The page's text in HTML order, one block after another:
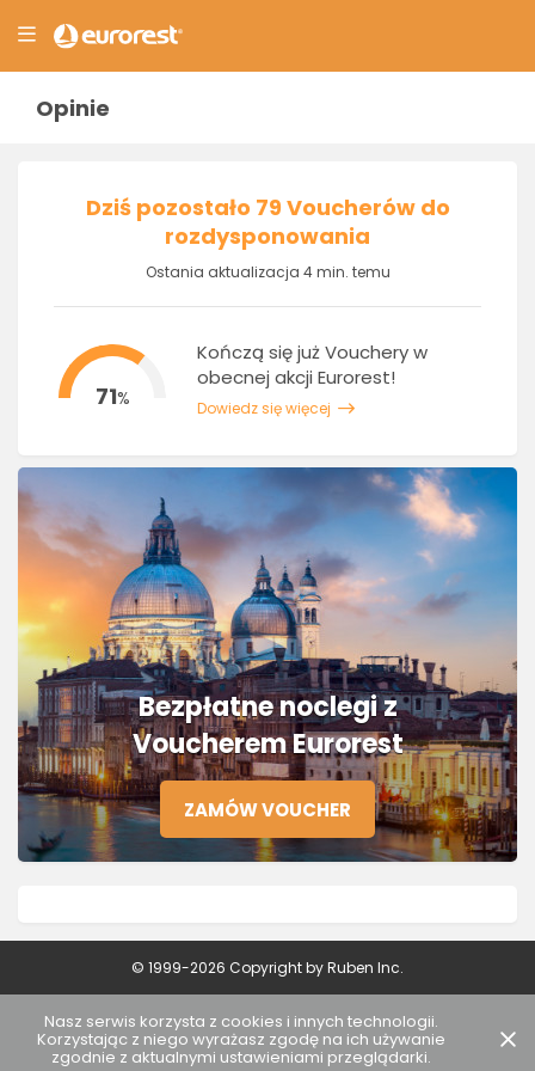
Opinie
Dziś pozostało 79 Voucherów do
rozdysponowania
Ostania aktualizacja 4 min. temu
71%
Kończą się już Vouchery w
obecnej akcji Eurorest!
Dowiedz się więcej
Bezpłatne noclegi z
Voucherem Eurorest
ZAMÓW VOUCHER
© 1999-2026 Copyright by Ruben Inc.
Nasz serwis korzysta z cookies i innych technologii.
Korzystając z niego wyrażasz zgodę na ich używanie
zgodnie z aktualnymi ustawieniami przeglądarki.